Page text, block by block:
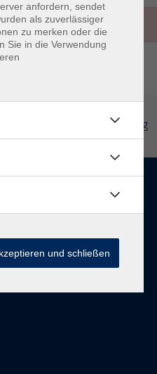
AGB/Widerrufsbelehrung
13:30–17 Uhr
anfordern, sendet
als zuverlässiger
zu merken oder die
Sie in die Verwendung
und schließen